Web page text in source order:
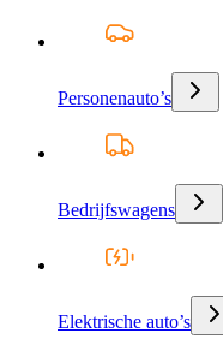
Personenauto’s
Bedrijfswagens
Elektrische auto’s